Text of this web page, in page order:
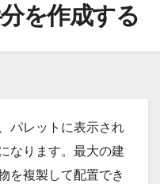
を作成する
パレットに表示され
なります。最大の建
を複製して配置でき